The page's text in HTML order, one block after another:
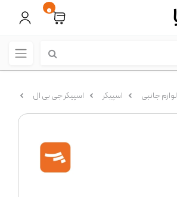
0
لوازم جانبی اسپیکر اسپیکر جی بی ال